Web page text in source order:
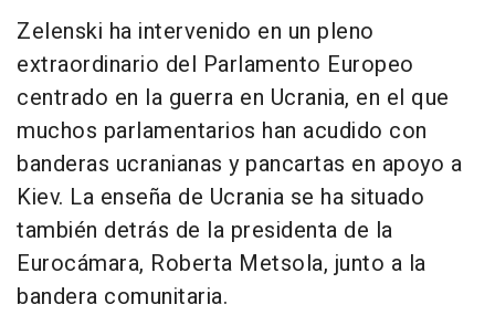
Zelenski ha intervenido en un pleno
extraordinario del Parlamento Europeo
centrado en la guerra en Ucrania, en el que
muchos parlamentarios han acudido con
banderas ucranianas y pancartas en apoyo a
Kiev. La enseña de Ucrania se ha situado
también detrás de la presidenta de la
Eurocámara, Roberta Metsola, junto a la
bandera comunitaria.